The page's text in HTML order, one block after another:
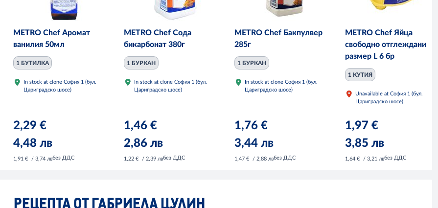
METRO Chef Аромат
ванилия 50мл
1 БУТИЛКА
In stock at clone София 1 (бул.
Цариградско шосе)
2,29 €
4,48 лв
1,91 € / 3,74 лвбез ДДС
METRO Chef Сода
бикарбонат 380г
1 БУРКАН
In stock at clone София 1 (бул.
Цариградско шосе)
1,46 €
2,86 лв
1,22 € / 2,39 лвбез ДДС
METRO Chef Бакпулвер
285г
1 БУРКАН
In stock at clone София 1 (бул.
Цариградско шосе)
1,76 €
3,44 лв
1,47 € / 2,88 лвбез ДДС
METRO Chef Яйца
свободно отглеждани
размер L 6 бр
1 КУТИЯ
Unavailable at София 1 (бул.
Цариградско шосе)
1,97 €
3,85 лв
1,64 € / 3,21 лвбез ДДС
РЕЦЕПТА ОТ ГАБРИЕЛА ЦУЛИН